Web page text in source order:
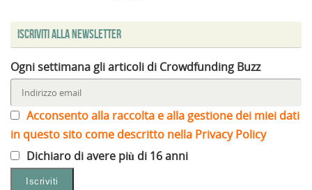
Iscriviti alla Newsletter
Ogni settimana gli articoli di Crowdfunding Buzz
Acconsento alla raccolta e alla gestione dei miei dati
in questo sito come descritto nella Privacy Policy
Dichiaro di avere più di 16 anni